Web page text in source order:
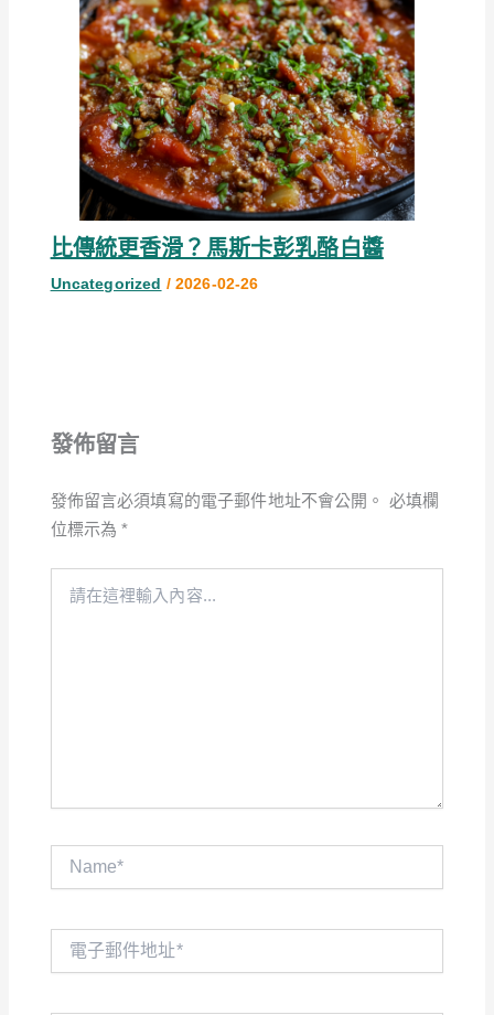
比傳統更香滑？馬斯卡彭乳酪白醬
Uncategorized / 2026-02-26
發佈留言
發佈留言必須填寫的電子郵件地址不會公開。 必填欄
位標示為*